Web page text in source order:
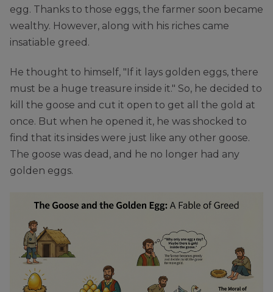
egg. Thanks to those eggs, the farmer soon became
wealthy. However, along with his riches came
insatiable greed.
He thought to himself, "If it lays golden eggs, there
must be a huge treasure inside it." So, he decided to
kill the goose and cut it open to get all the gold at
once. But when he opened it, he was shocked to
find that its insides were just like any other goose.
The goose was dead, and he no longer had any
golden eggs.